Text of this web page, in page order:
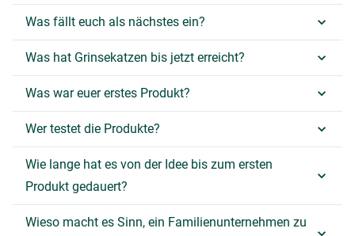
Was fällt euch als nächstes ein?
Was hat Grinsekatzen bis jetzt erreicht?
Was war euer erstes Produkt?
Wer testet die Produkte?
Wie lange hat es von der Idee bis zum ersten
Produkt gedauert?
Wieso macht es Sinn, ein Familienunternehmen zu